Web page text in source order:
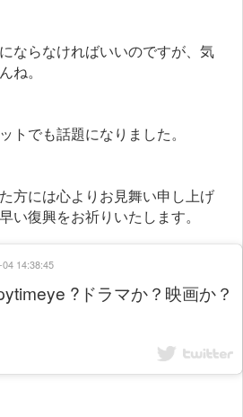
ならなければいいのですが、気
ね。
トでも話題になりました。
方には心よりお見舞い申し上げ
い復興をお祈りいたします。
?ドラマか？映画か？
14:38:45